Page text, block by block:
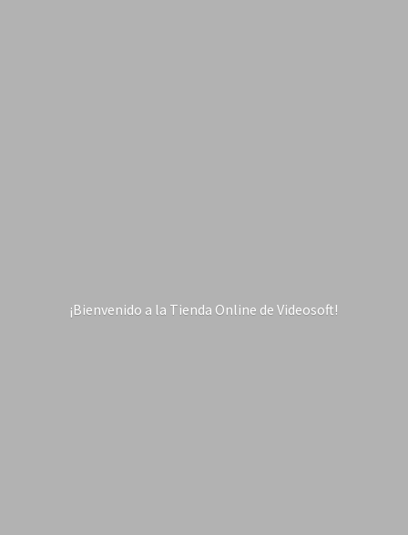
¡Bienvenido a la Tienda Online de Videosoft!